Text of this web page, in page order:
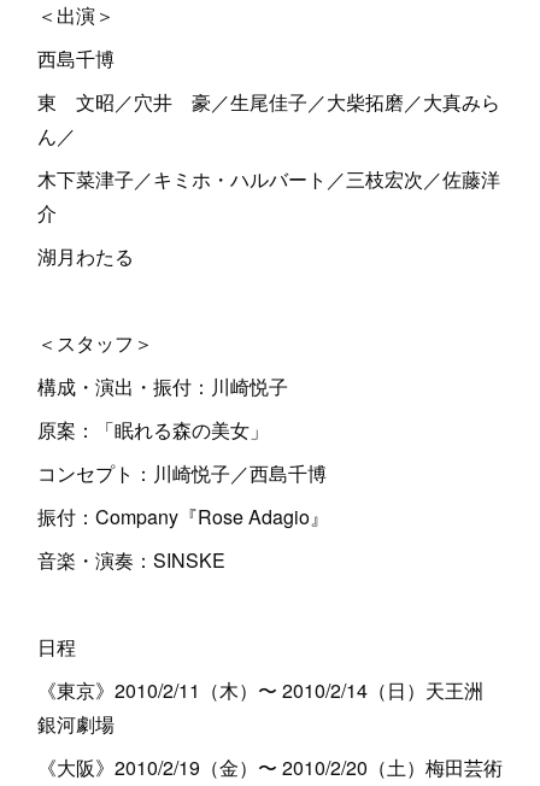
＜出演＞
西島千博
東 文昭／穴井 豪／生尾佳子／大柴拓磨／大真みら
ん／
木下菜津子／キミホ・ハルバート／三枝宏次／佐藤洋
介
湖月わたる
＜スタッフ＞
構成・演出・振付：川崎悦子
原案：「眠れる森の美女」
コンセプト：川崎悦子／西島千博
振付：Company『Rose Adagio』
音楽・演奏：SINSKE
日程
《東京》2010/2/11（木）〜 2010/2/14（日）天王洲
銀河劇場
《大阪》2010/2/19（金）〜 2010/2/20（土）梅田芸術